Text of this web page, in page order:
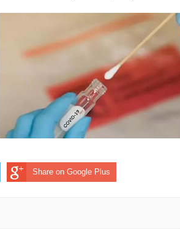
gobierno endeuda país con
Share on Google Plus